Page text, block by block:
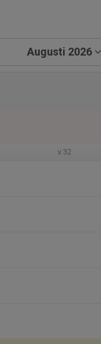
Augusti 2026
v.32